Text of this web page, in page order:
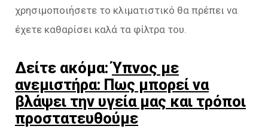
χρησιμοποιήσετε το κλιματιστικό θα πρέπει να
έχετε καθαρίσει καλά τα φίλτρα του.
Δείτε ακόμα:Ύπνος με
ανεμιστήρα: Πως μπορεί να
βλάψει την υγεία μας και τρόποι
προστατευθούμε